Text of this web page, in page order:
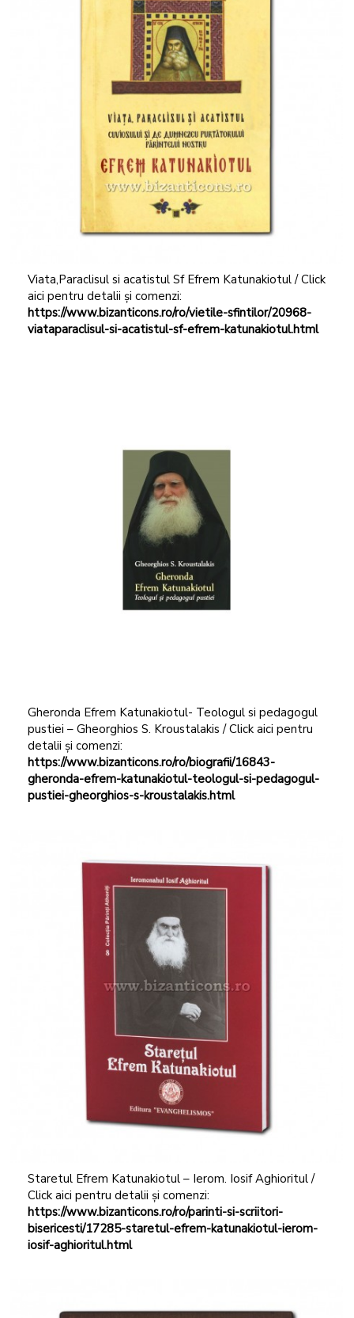
Viata,Paraclisul si acatistul Sf Efrem Katunakiotul / Click
aici pentru detalii și comenzi:
https://www.bizanticons.ro/ro/vietile-sfintilor/20968-
viataparaclisul-si-acatistul-sf-efrem-katunakiotul.html
Gheronda Efrem Katunakiotul- Teologul si pedagogul
pustiei – Gheorghios S. Kroustalakis / Click aici pentru
detalii și comenzi:
https://www.bizanticons.ro/ro/biografii/16843-
gheronda-efrem-katunakiotul-teologul-si-pedagogul-
pustiei-gheorghios-s-kroustalakis.html
Staretul Efrem Katunakiotul – Ierom. Iosif Aghioritul /
Click aici pentru detalii și comenzi:
https://www.bizanticons.ro/ro/parinti-si-scriitori-
bisericesti/17285-staretul-efrem-katunakiotul-ierom-
iosif-aghioritul.html